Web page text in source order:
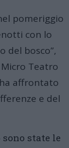
pomeriggio
con lo
del bosco”,
Teatro
affrontato
e del
sono state le